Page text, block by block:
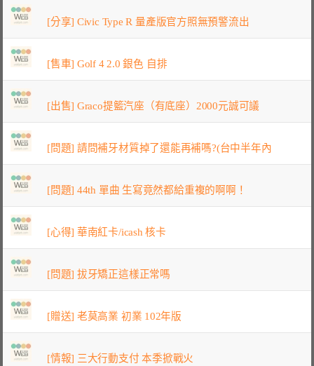
[分享] Civic Type R 量產版官方照無預警流出
[售車] Golf 4 2.0 銀色 自排
[出售] Graco提籃汽座（有底座）2000元誠可議
[問題] 請問補牙材質掉了還能再補嗎?(台中半年內
[問題] 44th 單曲 生寫竟然都給重複的啊啊！
[心得] 華南紅卡/icash 核卡
[問題] 拔牙矯正這樣正常嗎
[贈送] 老莫高業 初業 102年版
[情報] 三大行動支付 本季掀戰火